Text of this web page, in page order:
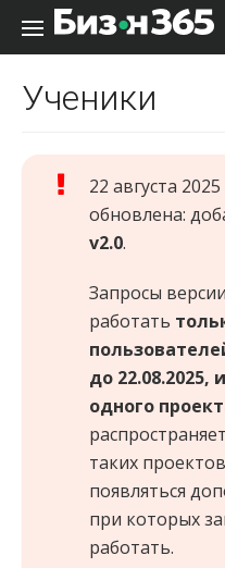
Перейти к содержанию
Ученики
22 августа
обновлена:
v2.0.
Запросы
работать
до 22.08.2025,
одного
таких
появляться
при которых
работать.